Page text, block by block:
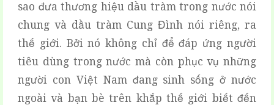
sao đưa thương hiệu dầu tràm trong nước nói
chung và dầu tràm Cung Đình nói riêng, ra
thế giới. Bởi nó không chỉ để đáp ứng người
tiêu dùng trong nước mà còn phục vụ những
người con Việt Nam đang sinh sống ở nước
ngoài và bạn bè trên khắp thế giới biết đến